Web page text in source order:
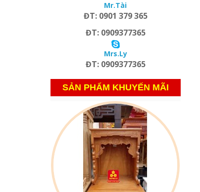
Mr.Tài
ĐT: 0901 379 365
ĐT: 0909377365
Mrs.Ly
ĐT: 0909377365
SẢN PHẨM KHUYẾN MÃI